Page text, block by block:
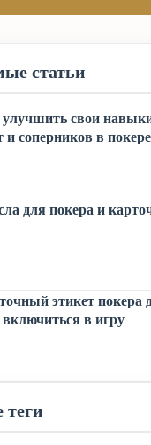
статьи
свои
и соперников в покере
для покера и
этикет покера
в игру